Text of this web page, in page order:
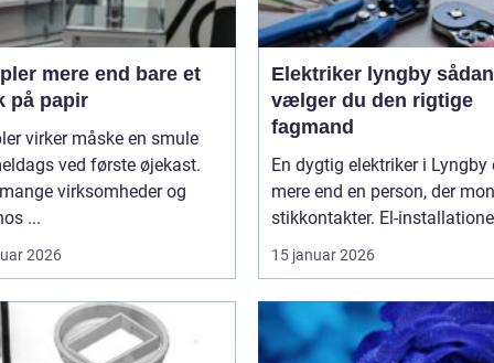
bare et
på papir
virker måske en smule
ved første øjekast.
virksomheder og
...
2026
Elektriker lyngby sådan
vælger du den rigtige
fagmand
En dygtig elektriker i Lyngby
mere end en person, der
stikkontakter. El-
15 januar 2026